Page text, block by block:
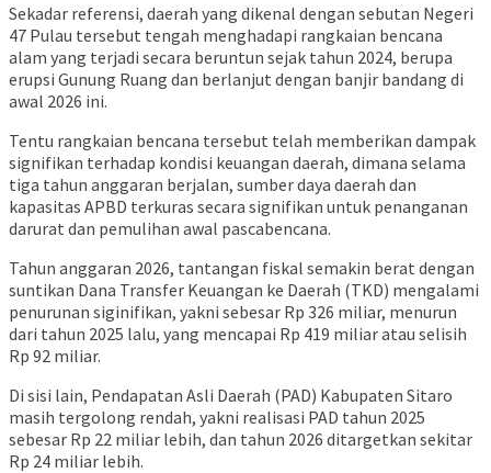
Sekadar referensi, daerah yang dikenal dengan sebutan Negeri
47 Pulau tersebut tengah menghadapi rangkaian bencana
alam yang terjadi secara beruntun sejak tahun 2024, berupa
erupsi Gunung Ruang dan berlanjut dengan banjir bandang di
awal 2026 ini.
Tentu rangkaian bencana tersebut telah memberikan dampak
signifikan terhadap kondisi keuangan daerah, dimana selama
tiga tahun anggaran berjalan, sumber daya daerah dan
kapasitas APBD terkuras secara signifikan untuk penanganan
darurat dan pemulihan awal pascabencana.
Tahun anggaran 2026, tantangan fiskal semakin berat dengan
suntikan Dana Transfer Keuangan ke Daerah (TKD) mengalami
penurunan siginifikan, yakni sebesar Rp 326 miliar, menurun
dari tahun 2025 lalu, yang mencapai Rp 419 miliar atau selisih
Rp 92 miliar.
Di sisi lain, Pendapatan Asli Daerah (PAD) Kabupaten Sitaro
masih tergolong rendah, yakni realisasi PAD tahun 2025
sebesar Rp 22 miliar lebih, dan tahun 2026 ditargetkan sekitar
Rp 24 miliar lebih.